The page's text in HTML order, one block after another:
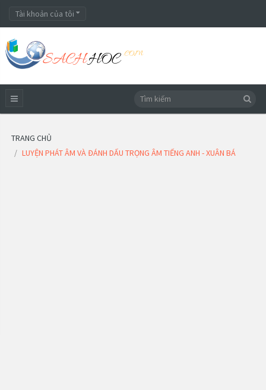
Tài khoản của tôi
TRANG CHỦ
LUYỆN PHÁT ÂM VÀ ĐÁNH DẤU TRỌNG ÂM TIẾNG ANH - XUÂN BÁ